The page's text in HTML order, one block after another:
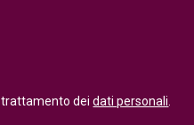
trattamento deidati personali.